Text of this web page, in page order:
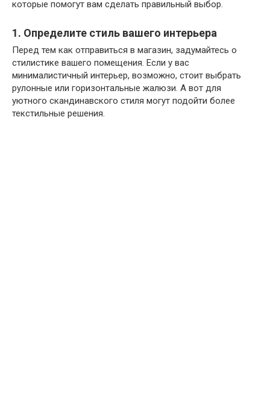
которые помогут вам сделать правильный выбор.
1. Определите стиль вашего интерьера
Перед тем как отправиться в магазин, задумайтесь о
стилистике вашего помещения. Если у вас
минималистичный интерьер, возможно, стоит выбрать
рулонные или горизонтальные жалюзи. А вот для
уютного скандинавского стиля могут подойти более
текстильные решения.